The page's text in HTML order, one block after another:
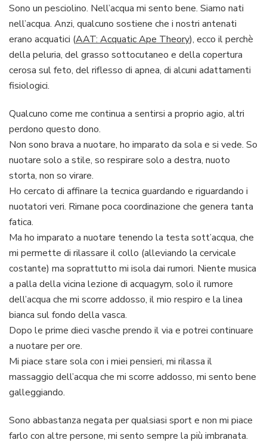
Sono un pesciolino. Nell’acqua mi sento bene. Siamo nati
nell’acqua. Anzi, qualcuno sostiene che i nostri antenati
erano acquatici (AAT: Acquatic Ape Theory), ecco il perchè
della peluria, del grasso sottocutaneo e della copertura
cerosa sul feto, del riflesso di apnea, di alcuni adattamenti
fisiologici.
Qualcuno come me continua a sentirsi a proprio agio, altri
perdono questo dono.
Non sono brava a nuotare, ho imparato da sola e si vede. So
nuotare solo a stile, so respirare solo a destra, nuoto
storta, non so virare.
Ho cercato di affinare la tecnica guardando e riguardando i
nuotatori veri. Rimane poca coordinazione che genera tanta
fatica.
Ma ho imparato a nuotare tenendo la testa sott’acqua, che
mi permette di rilassare il collo (alleviando la cervicale
costante) ma soprattutto mi isola dai rumori. Niente musica
a palla della vicina lezione di acquagym, solo il rumore
dell’acqua che mi scorre addosso, il mio respiro e la linea
bianca sul fondo della vasca.
Dopo le prime dieci vasche prendo il via e potrei continuare
a nuotare per ore.
Mi piace stare sola con i miei pensieri, mi rilassa il
massaggio dell’acqua che mi scorre addosso, mi sento bene
galleggiando.
Sono abbastanza negata per qualsiasi sport e non mi piace
farlo con altre persone, mi sento sempre la più imbranata.